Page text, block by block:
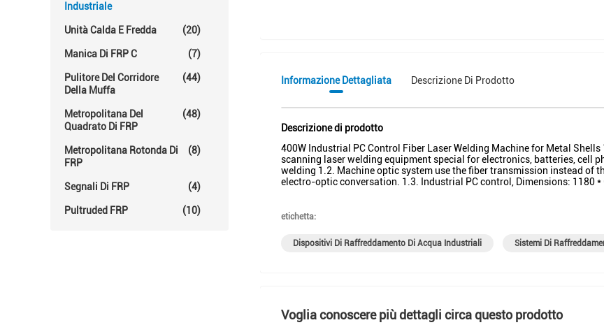
Industriale
Unità Calda E Fredda (20)
Manica Di FRP C (7)
Pulitore Del Corridore
Della Muffa
(44)
Metropolitana Del
Quadrato Di FRP
(48)
Metropolitana Rotonda Di
FRP
(8)
Segnali Di FRP (4)
Pultruded FRP (10)
Informazione Dettagliata Descrizione Di Prodotto
Descrizione di prodotto
400W Industrial PC Control Fiber Laser Welding Machine for Metal
scanning laser welding equipment special for electronics, batteries, cell
welding 1.2. Machine optic system use the fiber transmission instead of
electro-optic conversation. 1.3. Industrial PC control, Dimensions: 1180 *
etichetta:
Dispositivi Di Raffreddamento Di Acqua Industriali Sistemi Di
Voglia conoscere più dettagli circa questo prodotto